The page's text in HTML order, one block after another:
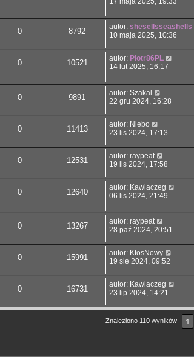
0 8792 autor: shesellsseashells
10 maja 2025, 10:36
0 10521 autor: Piotr86PL
14 lut 2025, 16:17
0 9891 autor: Szakal
22 gru 2024, 16:28
0 11413 autor: Niebo
23 lis 2024, 17:13
0 12531 autor: raypeat
19 lis 2024, 17:58
0 12640 autor: Kawiaczeg
06 lis 2024, 21:49
0 13267 autor: raypeat
28 paź 2024, 20:51
0 15991 autor: KtosNowy
19 sie 2024, 09:52
0 16731 autor: Kawiaczeg
23 lip 2024, 14:21
Znaleziono 110 wyników 1